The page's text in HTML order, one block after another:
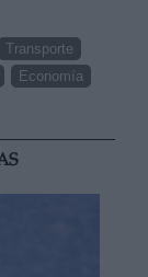
Transporte
Economía